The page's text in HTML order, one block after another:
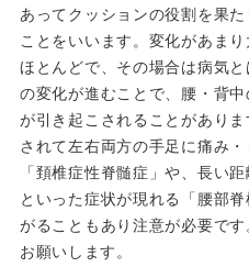
あってクッションの役割を果
ことをいいます。変化があま
ほとんどで、その場合は病気
の変化が進むことで、腰・背
が引き起こされることがあり
されて左右両方の手足に痛み
「頚椎症性脊髄症」や、長い
といった症状が現れる「腰部
がることもあり注意が必要で
お願いします。